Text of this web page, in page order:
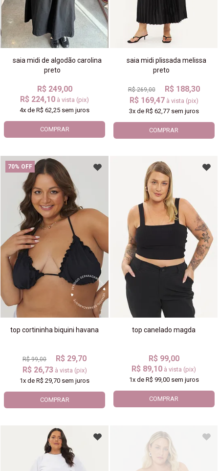
saia midi de algodão carolina
preto
R$ 249,00
R$ 224,10 à vista (pix)
4x deR$ 62,25 sem juros
COMPRAR
saia midi plissada melissa
preto
R$ 269,00
R$ 188,30
R$ 169,47 à vista (pix)
3xde R$ 62,77sem juros
COMPRAR
70% OFF
top cortininha biquini havana
R$ 99,00
R$ 29,70
R$ 26,73 à vista (pix)
1x deR$ 29,70 sem juros
COMPRAR
top canelado magda
R$ 99,00
R$ 89,10 à vista (pix)
1xde R$ 99,00sem juros
COMPRAR